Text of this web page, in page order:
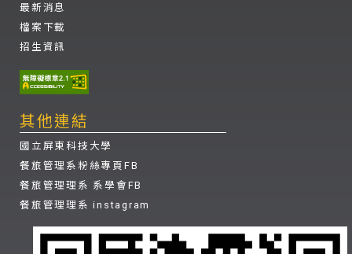
最新消息
檔案下載
招生資訊
其他連結
國立屏東科技大學
餐旅管理系粉絲專頁FB
餐旅管理理系 系學會FB
餐旅管理理系 instagram